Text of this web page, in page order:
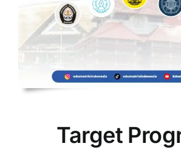
Target